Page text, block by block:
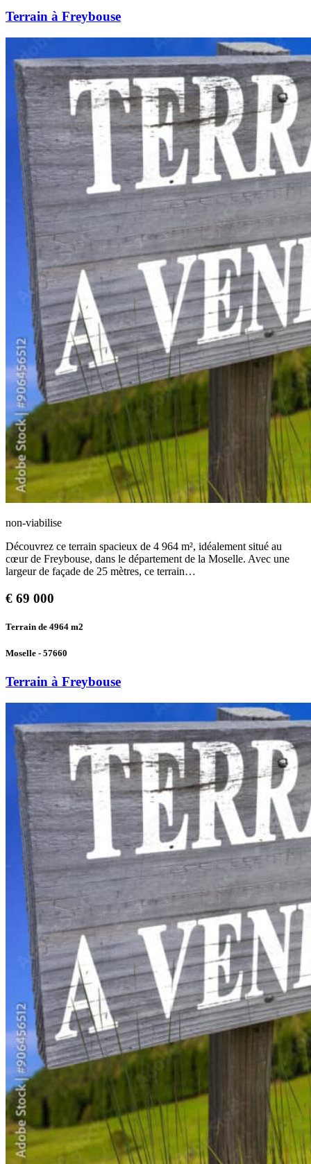
Terrain à Freybouse
non-viabilise
Découvrez ce terrain spacieux de 4 964 m², idéalement situé au
cœur de Freybouse, dans le département de la Moselle. Avec une
largeur de façade de 25 mètres, ce terrain…
€ 69 000
Terrain de 4964 m2
Moselle - 57660
Terrain à Freybouse